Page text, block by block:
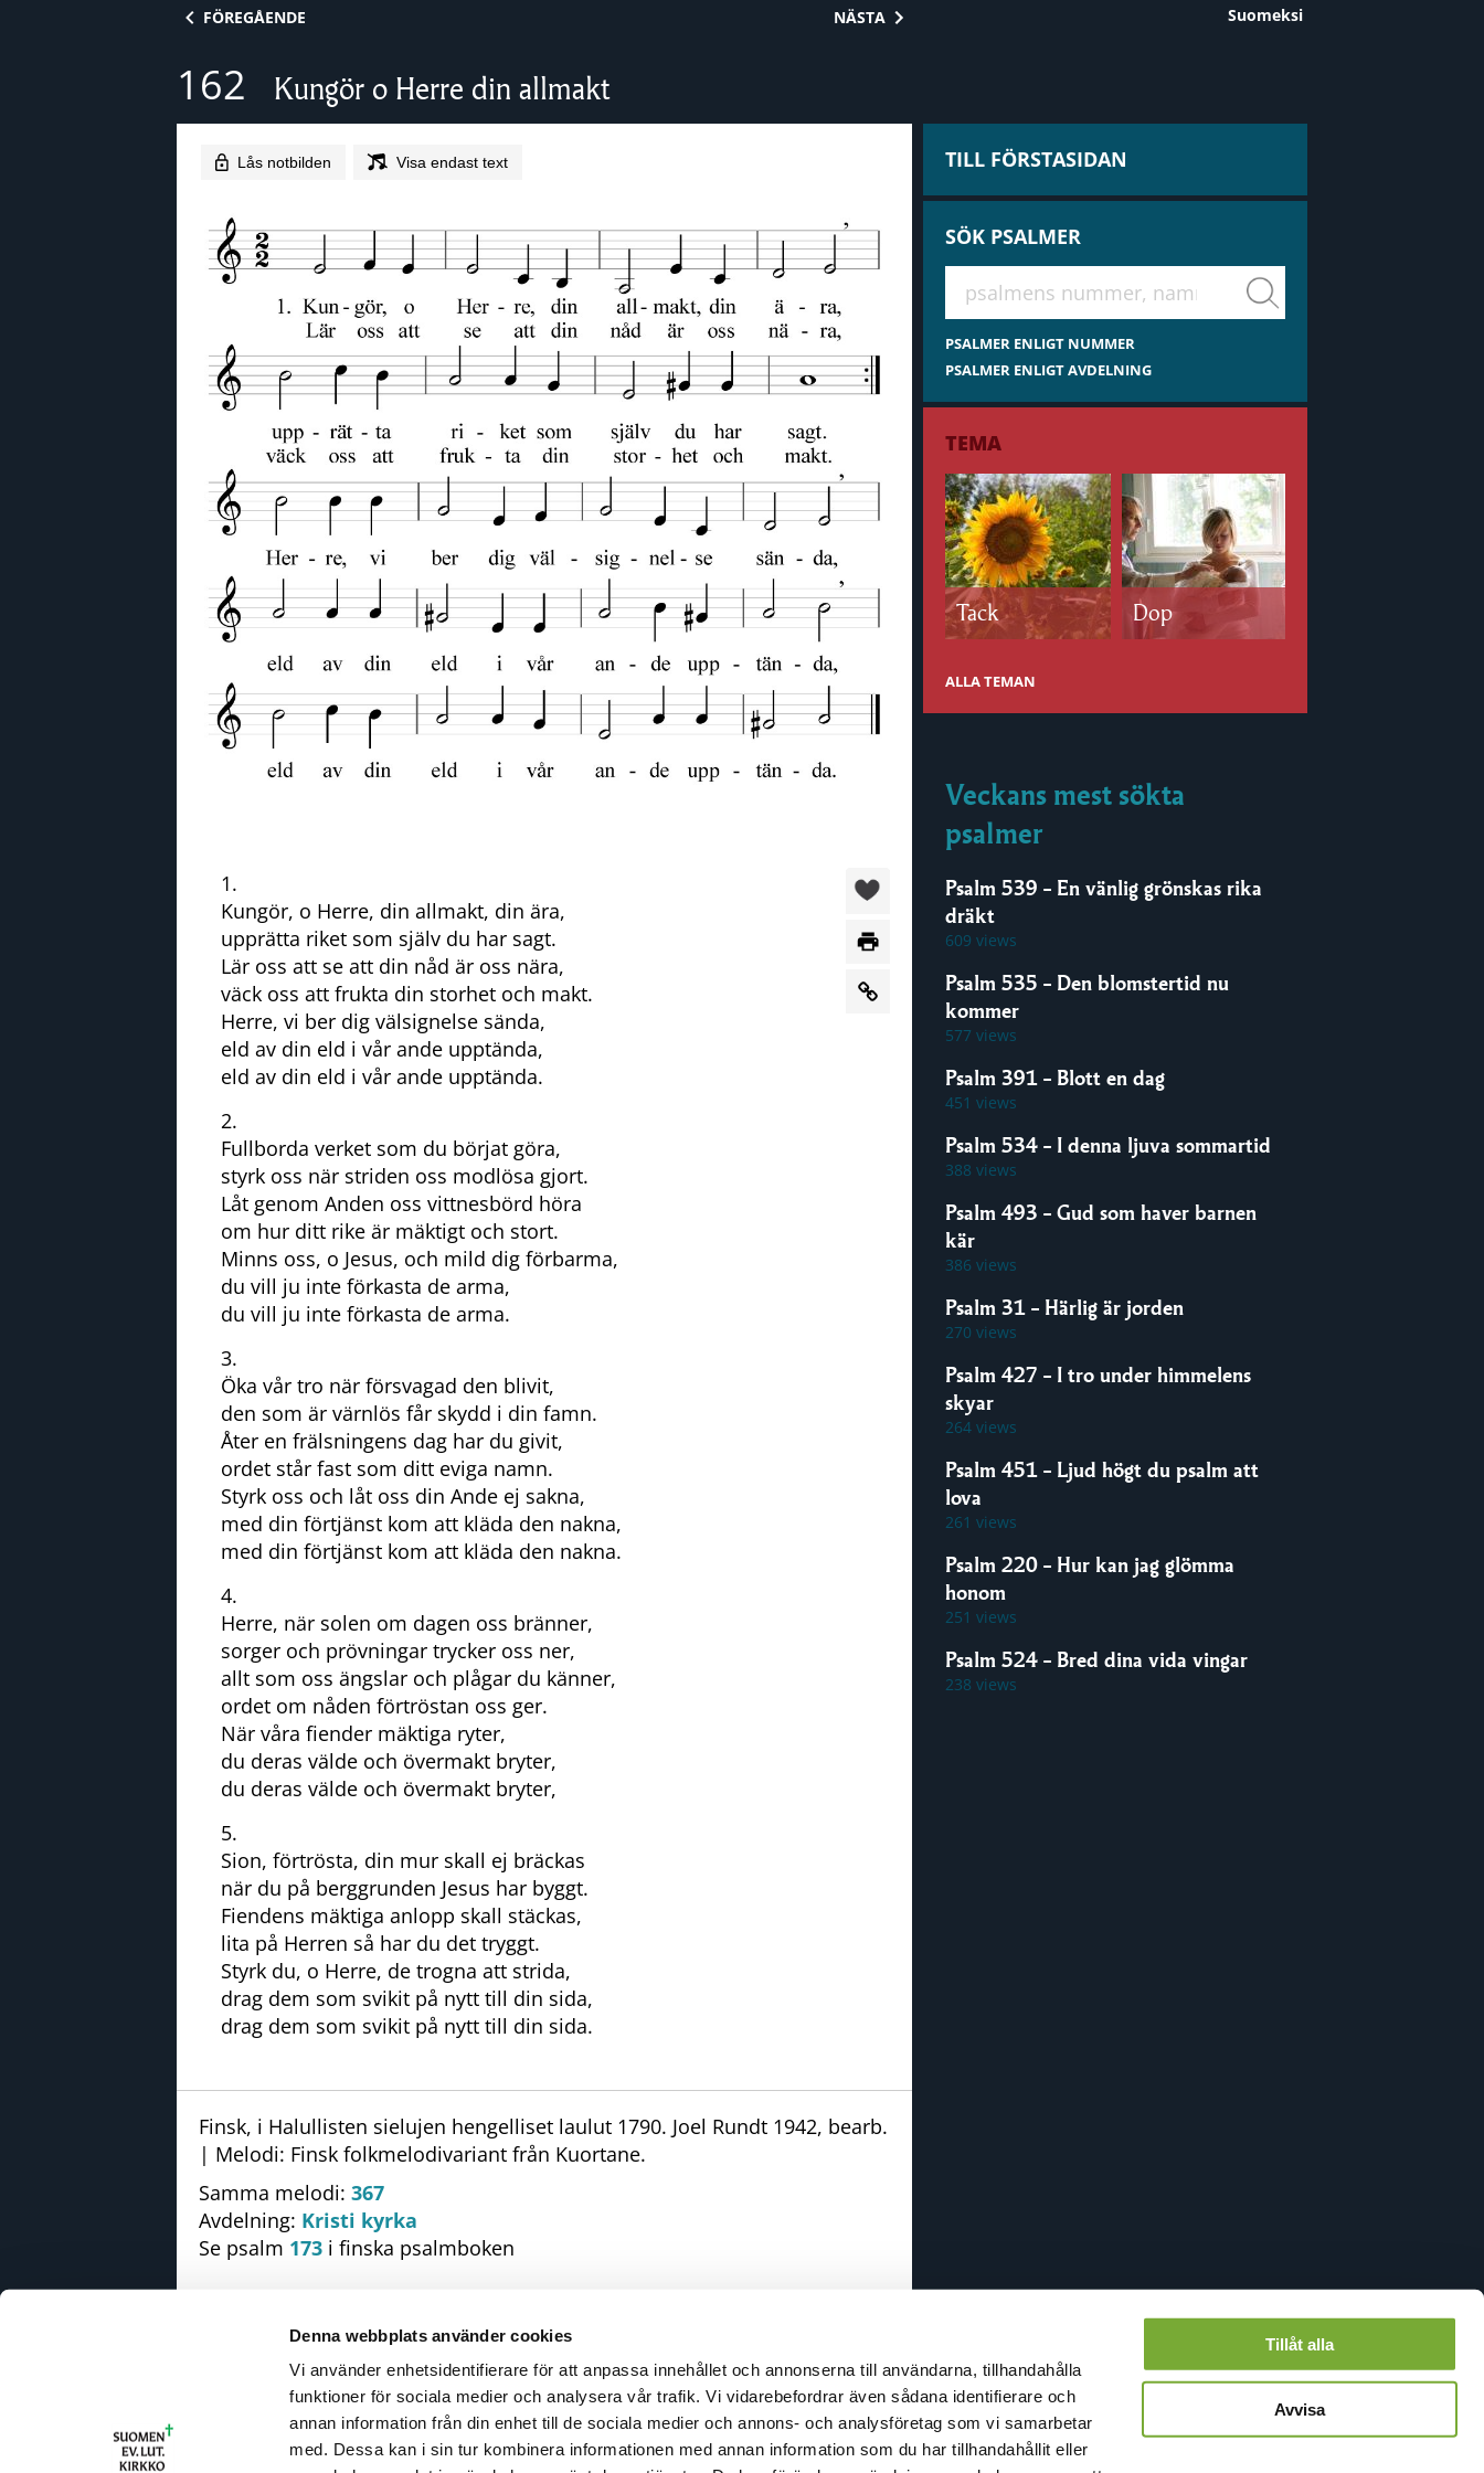
Denna webbplats använder cookies
Vi använder enhetsidentifierare för att anpassa innehållet och annonserna till användarna, tillhandahålla
funktioner för sociala medier och analysera vår trafik. Vi vidarebefordrar även sådana identifierare och
annan information från din enhet till de sociala medier och annons- och analysföretag som vi samarbetar
med. Dessa kan i sin tur kombinera informationen med annan information som du har tillhandahållit eller
Tillåt alla
Avvisa
Suomeksi
FÖREGÅENDE NÄSTA
162 Kungör o Herre din allmakt
Lås notbilden Visa endast text
1.
Kungör, o Herre, din allmakt, din ära,
upprätta riket som själv du har sagt.
Lär oss att se att din nåd är oss nära,
väck oss att frukta din storhet och makt.
Herre, vi ber dig välsignelse sända,
eld av din eld i vår ande upptända,
eld av din eld i vår ande upptända.
2.
Fullborda verket som du börjat göra,
styrk oss när striden oss modlösa gjort.
Låt genom Anden oss vittnesbörd höra
om hur ditt rike är mäktigt och stort.
Minns oss, o Jesus, och mild dig förbarma,
du vill ju inte förkasta de arma,
du vill ju inte förkasta de arma.
3.
Öka vår tro när försvagad den blivit,
den som är värnlös får skydd i din famn.
Åter en frälsningens dag har du givit,
ordet står fast som ditt eviga namn.
Styrk oss och låt oss din Ande ej sakna,
med din förtjänst kom att kläda den nakna,
med din förtjänst kom att kläda den nakna.
4.
Herre, när solen om dagen oss bränner,
sorger och prövningar trycker oss ner,
allt som oss ängslar och plågar du känner,
ordet om nåden förtröstan oss ger.
När våra fiender mäktiga ryter,
du deras välde och övermakt bryter,
du deras välde och övermakt bryter,
5.
Sion, förtrösta, din mur skall ej bräckas
när du på berggrunden Jesus har byggt.
Fiendens mäktiga anlopp skall stäckas,
lita på Herren så har du det tryggt.
Styrk du, o Herre, de trogna att strida,
drag dem som svikit på nytt till din sida,
drag dem som svikit på nytt till din sida.
Finsk, i Halullisten sielujen hengelliset laulut 1790. Joel Rundt 1942, bearb.
| Melodi: Finsk folkmelodivariant från Kuortane.
Samma melodi: 367
Avdelning: Kristi kyrka
Se psalm 173 i finska psalmboken
TILL FÖRSTASIDAN
SÖK PSALMER
Hae virsiä
PSALMER ENLIGT NUMMER
PSALMER ENLIGT AVDELNING
TEMA
Tack Dop
ALLA TEMAN
Veckans mest sökta
psalmer
Psalm 539 – En vänlig grönskas rika
dräkt
609 views
Psalm 535 – Den blomstertid nu
kommer
577 views
Psalm 391 – Blott en dag
451 views
Psalm 534 – I denna ljuva sommartid
388 views
Psalm 493 – Gud som haver barnen
kär
386 views
Psalm 31 – Härlig är jorden
270 views
Psalm 427 – I tro under himmelens
skyar
264 views
Psalm 451 – Ljud högt du psalm att
lova
261 views
Psalm 220 – Hur kan jag glömma
honom
251 views
Psalm 524 – Bred dina vida vingar
238 views
Respons
Upphovsrätt
Tillgänglighet
Information om kakor